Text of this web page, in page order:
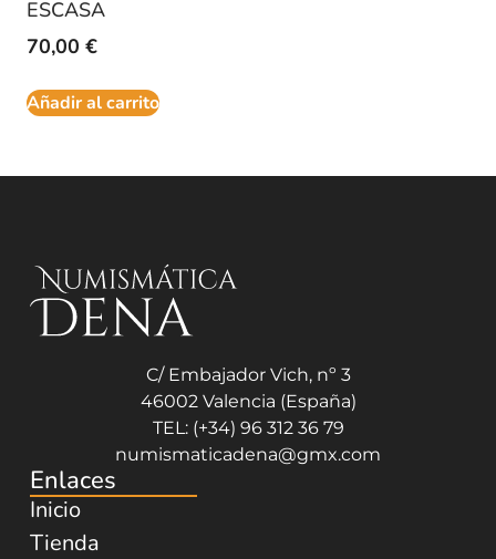
ESCASA
70,00 €
Añadir al carrito
C/ Embajador Vich, nº 3
46002 Valencia (España)
TEL: (+34) 96 312 36 79
numismaticadena@gmx.com
Enlaces
Inicio
Tienda